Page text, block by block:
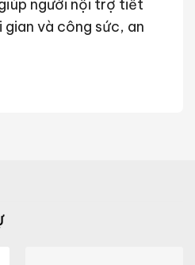
người nội trợ tiết
và công sức, an